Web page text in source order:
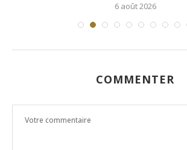
6 août 2026
COMMENTER